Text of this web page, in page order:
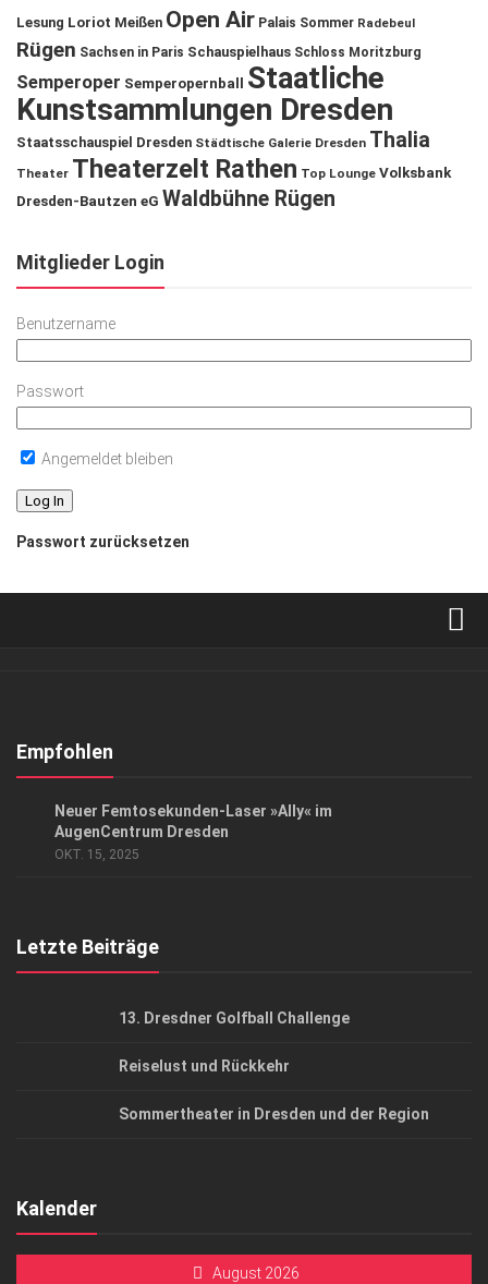
Lesung Loriot Meißen Open Air Palais Sommer Radebeul
Rügen Sachsen in Paris Schauspielhaus Schloss Moritzburg
Semperoper Semperopernball
Staatliche
Kunstsammlungen Dresden
Staatsschauspiel Dresden Städtische Galerie Dresden Thalia
Theater Theaterzelt Rathen Top Lounge Volksbank
Dresden-Bautzen eG Waldbühne Rügen
Mitglieder Login
Benutzername
Passwort
Angemeldet bleiben
Passwort zurücksetzen
Kontakt, Impressum
Empfohlen
Neuer Femtosekunden-Laser »Ally« im
AugenCentrum Dresden
OKT. 15, 2025
Letzte Beiträge
13. Dresdner Golfball Challenge
Reiselust und Rückkehr
Sommertheater in Dresden und der Region
Kalender
August 2026